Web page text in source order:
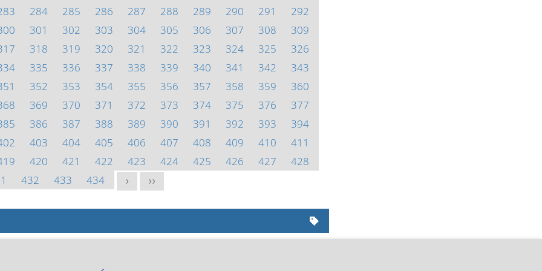
284 285 286 287 288 289 290 291
292
301 302 303 304 305 306 307 308
309
318 319 320 321 322 323 324 325
326
335 336 337 338 339 340 341 342
343
352 353 354 355 356 357 358 359
360
369 370 371 372 373 374 375 376
377
386 387 388 389 390 391 392 393
394
403 404 405 406 407 408 409 410
411
420 421 422 423 424 425 426 427
428
432 433 434 > >>